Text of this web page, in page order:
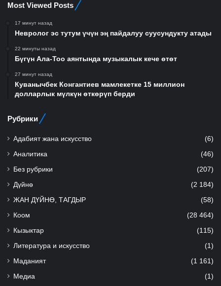
Most Viewed Posts
17 минут назад
Невролог эс тутум үчүн эң пайдалуу суусундукту атады
22 минуты назад
Бүгүн Ала-Тоо аянтында музыкалык кече өтөт
27 минут назад
Куванычбек Конгантиев мамлекетке 15 миллион
долларлык мүлкүн өткөрүп берди
Рубрики
Адабият жана искусство (6)
Аналитика (46)
Без рубрики (207)
Дүйнө (2 184)
ЖАН ДҮЙНӨ, ТАГДЫР (58)
Коом (28 464)
Кызыктар (115)
Литература и искусство (1)
Маданият (1 161)
Медиа (1)